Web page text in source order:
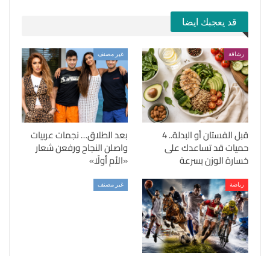
قد يعجبك ايضا
رشاقة
قبل الفستان أو البدلة.. 4
حميات قد تساعدك على
خسارة الوزن بسرعة
غير مصنف
بعد الطلاق… نجمات عربيات
واصلن النجاح ورفعن شعار
«الأم أولًا»
رياضة غير مصنف